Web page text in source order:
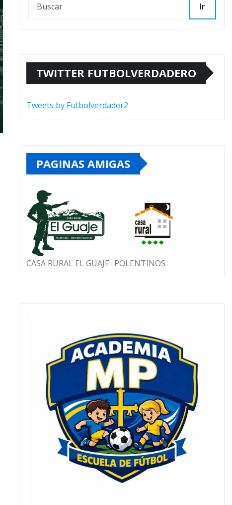
Ir
TWITTER FUTBOLVERDADERO
Tweets by Futbolverdader2
PAGINAS AMIGAS
CASA RURAL EL GUAJE- POLENTINOS